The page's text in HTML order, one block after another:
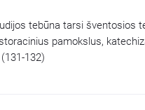
tebūna tarsi šventosios
pamokslus,
132)